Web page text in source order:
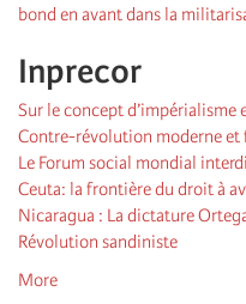
bond en avant dans la
Inprecor
Sur le concept d’impérialisme
Contre-révolution moderne et
Le Forum social mondial
Ceuta: la frontière du droit à
Nicaragua : La dictature
Révolution sandiniste
More